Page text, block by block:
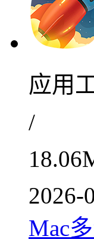
应用
/
2026-
Mac